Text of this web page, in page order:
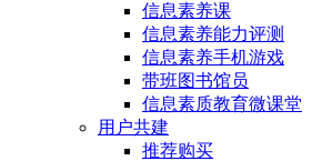
信息素养课
信息素养能力评测
信息素养手机游戏
带班图书馆员
信息素质教育微课堂
用户共建
推荐购买